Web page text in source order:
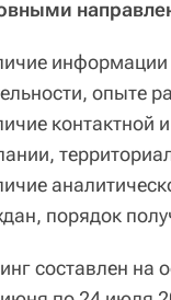
опыте
контактной
порядок
составлен на